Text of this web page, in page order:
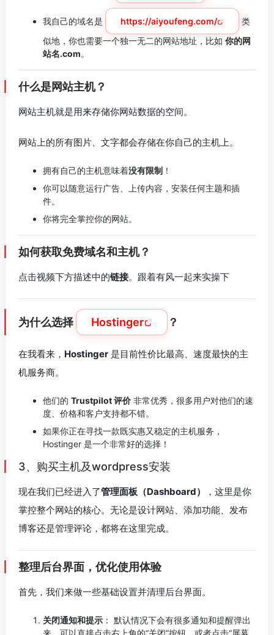
我自己的域名是 https://aiyoufeng.com/
类
似地，你也需要一个独一无二的网站地址，比如 你的网
站名.com。
什么是网站主机？
网站主机就是用来存储你网站数据的空间。
网站上的所有图片、文字都会存储在你自己的主机上。
拥有自己的主机意味着没有限制 ！
你可以随意运行广告、上传内容，安装任何主题和插
件。
你将完全掌控你的网站。
如何获取免费域名和主机？
点击视频下方描述中的链接。跟着有风一起来实操下
为什么选择 Hostinger ？
在我看来， Hostinger 是目前性价比最高、速度最快的主
机服务商。
他们的 Trustpilot 评价 非常优秀，很多用户对他们的速
度、价格和客户支持都不错。
如果你正在寻找一款既实惠又稳定的主机服务，
Hostinger 是一个非常好的选择！
3、购买主机及wordpress安装
现在我们已经进入了管理面板（Dashboard）
，这里是你
掌控整个网站的核心。无论是设计网站、添加功能、发布
博客还是管理评论，都将在这里完成。
整理后台界面，优化使用体验
首先，我们来做一些基础设置并清理后台界面。
关闭通知和提示 ： 默认情况下会有很多通知和提醒弹出
来。可以直接点击右上角的“关闭”按钮，或者点击“屏幕